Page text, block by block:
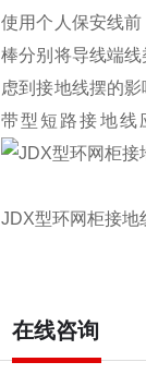
使用个人保安线
棒分别将导线端
虑到接地线摆的
带型短路接地线
JDX型环网柜接地
在线咨询